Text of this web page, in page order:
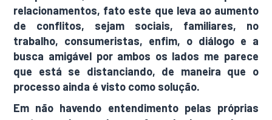
relacionamentos, fato este que leva ao aumento
de conflitos, sejam sociais, familiares, no
trabalho, consumeristas, enfim, o diálogo e a
busca amigável por ambos os lados me parece
que está se distanciando, de maneira que o
processo ainda é visto como solução.
Em não havendo entendimento pelas próprias